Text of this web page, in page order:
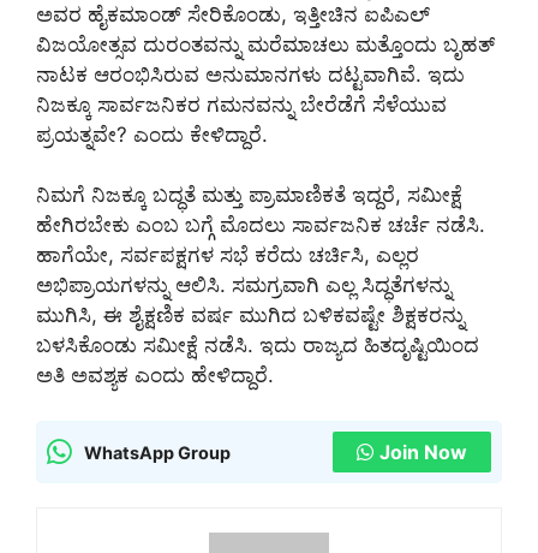
ಅವರ ಹೈಕಮಾಂಡ್ ಸೇರಿಕೊಂಡು, ಇತ್ತೀಚಿನ ಐಪಿಎಲ್
ವಿಜಯೋತ್ಸವ ದುರಂತವನ್ನು ಮರೆಮಾಚಲು ಮತ್ತೊಂದು ಬೃಹತ್
ನಾಟಕ ಆರಂಭಿಸಿರುವ ಅನುಮಾನಗಳು ದಟ್ಟವಾಗಿವೆ. ಇದು
ನಿಜಕ್ಕೂ ಸಾರ್ವಜನಿಕರ ಗಮನವನ್ನು ಬೇರೆಡೆಗೆ ಸೆಳೆಯುವ
ಪ್ರಯತ್ನವೇ? ಎಂದು ಕೇಳಿದ್ದಾರೆ.
ನಿಮಗೆ ನಿಜಕ್ಕೂ ಬದ್ಧತೆ ಮತ್ತು ಪ್ರಾಮಾಣಿಕತೆ ಇದ್ದರೆ, ಸಮೀಕ್ಷೆ
ಹೇಗಿರಬೇಕು ಎಂಬ ಬಗ್ಗೆ ಮೊದಲು ಸಾರ್ವಜನಿಕ ಚರ್ಚೆ ನಡೆಸಿ.
ಹಾಗೆಯೇ, ಸರ್ವಪಕ್ಷಗಳ ಸಭೆ ಕರೆದು ಚರ್ಚಿಸಿ, ಎಲ್ಲರ
ಅಭಿಪ್ರಾಯಗಳನ್ನು ಆಲಿಸಿ. ಸಮಗ್ರವಾಗಿ ಎಲ್ಲ ಸಿದ್ಧತೆಗಳನ್ನು
ಮುಗಿಸಿ, ಈ ಶೈಕ್ಷಣಿಕ ವರ್ಷ ಮುಗಿದ ಬಳಿಕವಷ್ಟೇ ಶಿಕ್ಷಕರನ್ನು
ಬಳಸಿಕೊಂಡು ಸಮೀಕ್ಷೆ ನಡೆಸಿ. ಇದು ರಾಜ್ಯದ ಹಿತದೃಷ್ಟಿಯಿಂದ
ಅತಿ ಅವಶ್ಯಕ ಎಂದು ಹೇಳಿದ್ದಾರೆ.
WhatsApp Group Join Now